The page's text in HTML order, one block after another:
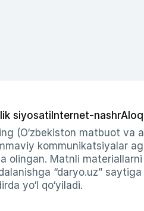
siyosati Internet-nashr
(O‘zbekiston matbuot va
kommunikatsiyalar
olingan. Matnli
“daryo.uz”
yo‘l qo‘yiladi.